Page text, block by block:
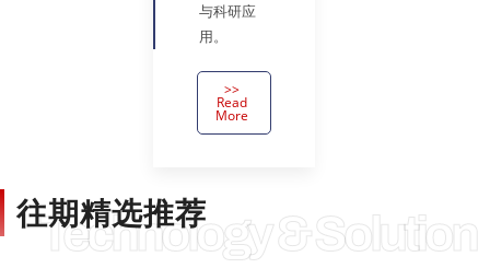
与科研应
用。
>>
Read
More
Technology & Solution
往期精选推荐